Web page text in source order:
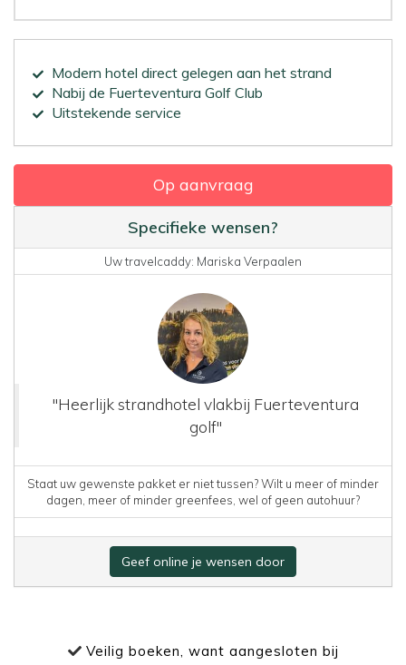
Modern hotel direct gelegen aan het strand
Nabij de Fuerteventura Golf Club
Uitstekende service
Op aanvraag
Specifieke wensen?
Uw travelcaddy: Mariska Verpaalen
"Heerlijk strandhotel vlakbij Fuerteventura
golf"
Staat uw gewenste pakket er niet tussen? Wilt u meer of minder
dagen, meer of minder greenfees, wel of geen autohuur?
Geef online je wensen door
Veilig boeken, want aangesloten bij